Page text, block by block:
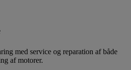
med service og reparation af både
af motorer.